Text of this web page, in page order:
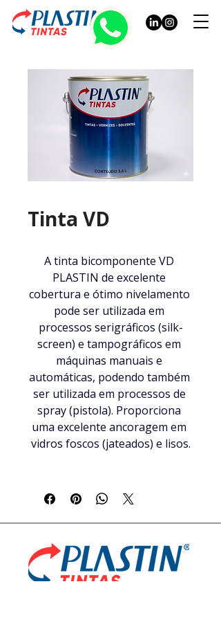
Tinta VD
A tinta bicomponente VD
PLASTIN de excelente
cobertura e ótimo nivelamento
pode ser utilizada em
processos serigráficos (silk-
screen) e tampográficos em
máquinas manuais e
automáticas, podendo também
ser utilizada em processos de
spray (pistola). Proporciona
uma excelente ancoragem em
vidros foscos (jateados) e lisos.